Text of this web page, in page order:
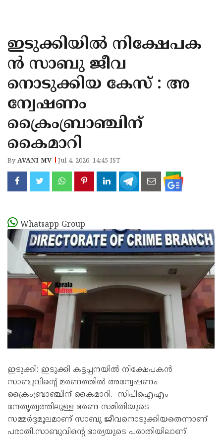
KANNUR
KASARAGOD
ഇടുക്കിയിൽ നിക്ഷേപക
ൻ സാബു ജീവ
നൊടുക്കിയ കേസ് : അ
ന്വേഷണം
ക്രൈംബ്രാഞ്ചിന്
കൈമാറി
ByAVANI MV Jul 4, 2026, 14:45 IST
Whatsapp Group
ഇടുക്കി: ഇടുക്കി കട്ടപ്പനയില്‍ നിക്ഷേപകന്‍
സാബുവിന്റെ മരണത്തില്‍ അന്വേഷണം
ക്രൈംബ്രാഞ്ചിന് കൈമാറി. സിപിഐഎം
നേതൃത്വത്തിലുള്ള ഭരണ സമിതിയുടെ
സമ്മര്‍ദ്ദമൂലമാണ് സാബു ജീവനൊടുക്കിയതെന്നാണ്
പരാതി.സാബുവിന്റെ ഭാര്യയുടെ പരാതിയിലാണ്